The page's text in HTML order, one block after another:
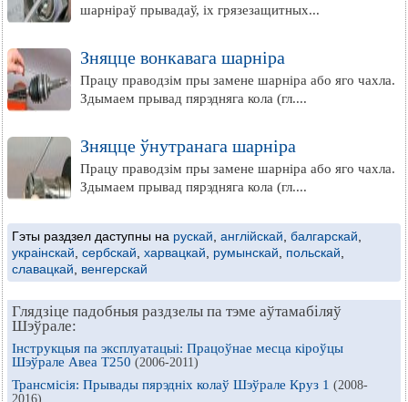
шарніраў прывадаў, іх грязезащитных...
Зняцце вонкавага шарніра
Працу праводзім пры замене шарніра або яго чахла.
Здымаем прывад пярэдняга кола (гл....
Зняцце ўнутранага шарніра
Працу праводзім пры замене шарніра або яго чахла.
Здымаем прывад пярэдняга кола (гл....
Гэты раздзел даступны на рускай англійскай балгарскай
украінскай сербскай харвацкай румынскай польскай
славацкай
венгерскай
Глядзіце падобныя раздзелы па тэме аўтамабіляў
Шэўрале:
Інструкцыя па эксплуатацыі: Працоўнае месца кіроўцы
Шэўрале Авеа Т250 (2006-2011)
Трансмісія: Прывады пярэдніх колаў Шэўрале Круз 1 (2008-
2016)